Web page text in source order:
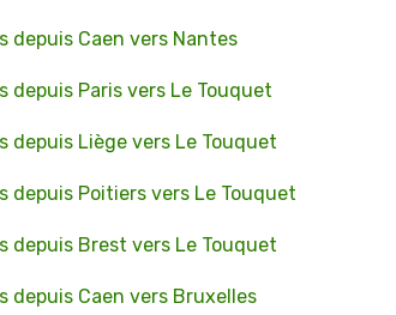
depuis Caen vers Nantes
depuis Paris vers Le Touquet
depuis Liège vers Le Touquet
depuis Poitiers vers Le Touquet
depuis Brest vers Le Touquet
depuis Caen vers Bruxelles